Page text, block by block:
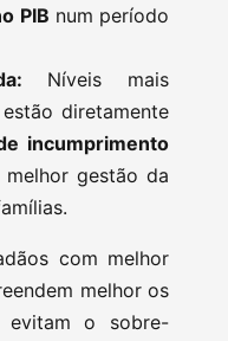
PIB num período
Níveis mais
diretamente
incumprimento
gestão da
com melhor
melhor os
evitam o sobre-